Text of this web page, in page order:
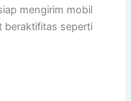
mengirim mobil
beraktifitas seperti